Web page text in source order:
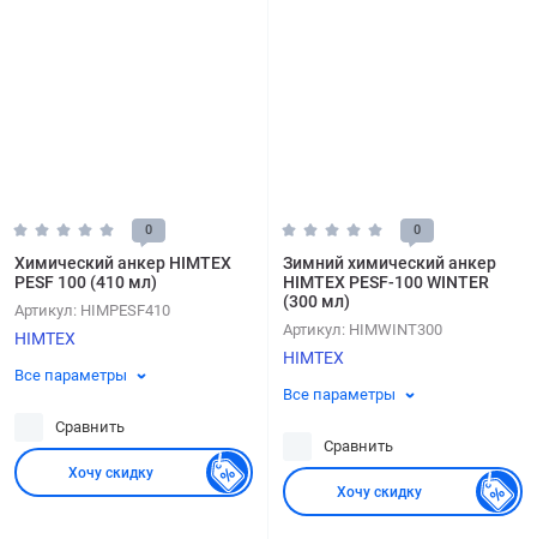
0
Химический анкер HIMTEX
PESF 100 (410 мл)
Артикул: HIMPESF410
HIMTEX
Все параметры
Сравнить
Хочу скидку
0
Зимний химический анкер
HIMTEX PESF-100 WINTER
(300 мл)
Артикул: HIMWINT300
HIMTEX
Все параметры
Сравнить
Хочу скидку